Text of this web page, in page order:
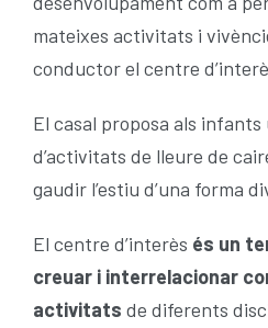
mateixes activitats i
conductor el centre
El casal proposa als
d’activitats de lleure de
gaudir l’estiu d’una forma
El centre d’interès és un
creuar i interrelacionar
activitats de diferents